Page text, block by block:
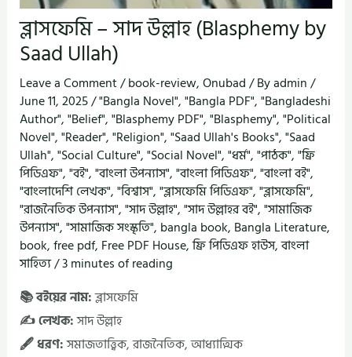
ব্লাসফেমি – সাদ উল্লাহ (Blasphemy by
Saad Ullah)
Leave a Comment/book-review,Onubad/ Byadmin/
June 11, 2025/"Bangla Novel","Bangla PDF","Bangladeshi
Author","Belief","Blasphemy PDF","Blasphemy","Political
Novel","Reader","Religion","Saad Ullah's Books","Saad
Ullah","Social Culture","Social Novel","ধর্ম","পাঠক","ফ্রি
পিডিএফ","বই","বাংলা উপন্যাস","বাংলা পিডিএফ","বাংলা বই",
"বাংলাদেশি লেখক","বিশ্বাস","ব্লাসফেমি পিডিএফ","ব্লাসফেমি",
"রাজনৈতিক উপন্যাস","সাদ উল্লাহ","সাদ উল্লাহর বই","সামাজিক
উপন্যাস","সামাজিক সংস্কৃতি", bangla book, Bangla Literature,
book,free pdf, Free PDF House,ফ্রি পিডিএফ হাউস,বাংলা
সাহিত্য/3 minutes of reading
📚 বইয়ের নাম:ব্লাসফেমি
✍️ লেখক:সাদ উল্লাহ
🖋️ ধরণ:সমাজতাত্ত্বিক, রাজনৈতিক, আধ্যাত্মিক